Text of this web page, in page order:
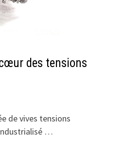
des tensions
de vives tensions
…